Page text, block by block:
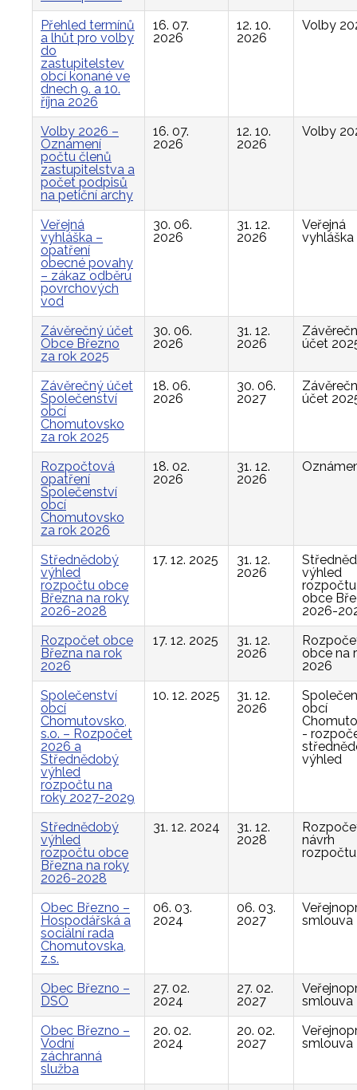
Přehled termínů
a lhůt pro volby
do
zastupitelstev
obcí konané ve
dnech 9. a 10.
října 2026
16. 07.
2026
12. 10.
2026
Volby
Volby 2026 –
Oznámení
počtu členů
zastupitelstva a
počet podpisů
na petiční archy
16. 07.
2026
12. 10.
2026
Volby
Veřejná
vyhláška –
opatření
obecné povahy
– zákaz odběru
povrchových
vod
30. 06.
2026
31. 12.
2026
Veřejná
vyhláška
Závěrečný účet
Obce Březno
za rok 2025
30. 06.
2026
31. 12.
2026
účet
Závěrečný účet
Společenství
obcí
Chomutovsko
za rok 2025
18. 06.
2026
30. 06.
2027
účet
Rozpočtová
opatření
Společenství
obcí
Chomutovsko
za rok 2026
18. 02.
2026
31. 12.
2026
Střednědobý
výhled
rozpočtu obce
Března na roky
2026-2028
17. 12. 2025
31. 12.
2026
výhled
rozpočtu
obce
2026-
Rozpočet obce
Března na rok
2026
17. 12. 2025
31. 12.
2026
obce na
2026
Společenství
obcí
Chomutovsko,
s.o. – Rozpočet
2026 a
Střednědobý
výhled
rozpočtu na
roky 2027-2029
10. 12. 2025
31. 12.
2026
obcí
-
výhled
Střednědobý
výhled
rozpočtu obce
Března na roky
2026-2028
31. 12. 2024
31. 12.
2028
návrh
rozpočtu
Obec Březno –
Hospodářská a
sociální rada
Chomutovska,
z.s.
06. 03.
2024
06. 03.
2027
smlouva
Obec Březno –
DSO
27. 02.
2024
27. 02.
2027
smlouva
Obec Březno –
Vodní
záchranná
služba
20. 02.
2024
20. 02.
2027
smlouva